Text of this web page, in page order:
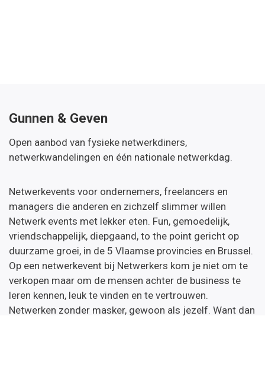
Gunnen & Geven
Open aanbod van fysieke netwerkdiners,
netwerkwandelingen en één nationale netwerkdag.
Netwerkevents voor ondernemers, freelancers en
managers die anderen en zichzelf slimmer willen
Netwerk events met lekker eten. Fun, gemoedelijk,
vriendschappelijk, diepgaand, to the point gericht op
duurzame groei, in de 5 Vlaamse provincies en Brussel.
Op een netwerkevent bij Netwerkers kom je niet om te
verkopen maar om de mensen achter de business te
leren kennen, leuk te vinden en te vertrouwen.
Netwerken zonder masker, gewoon als jezelf. Want dan